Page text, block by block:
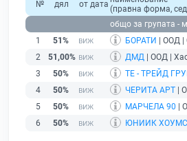
№ дял от дата (правна форма,
общо за групата -
1
51% БОРАТИ | ООД |
2
51,00% ДМД | ООД |
3
50% ТЕ - ТРЕЙД
4
50% ЧЕРИТА АРТ |
5
50% МАРЧЕЛА 90 |
6
50% ЮНИИК ХОУМС